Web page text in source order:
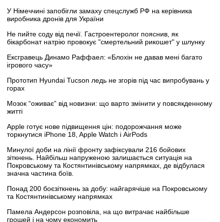
У Німеччині запобігли замаху спецслужб РФ на керівника
виробника дронів для України
Не пийте соду від печії. Гастроентеролог пояснив, як
бікарбонат натрію провокує "смертельний рикошет" у шлунку
Ексгравець Динамо Раффаел: «Блохін не давав мені багато
ігрового часу»
Прототип Hyundai Tucson ледь не згорів під час випробувань у
горах
Мозок “оживає” від новизни: що варто змінити у повсякденному
житті
Apple готує нове підвищення цін: подорожчання може
торкнутися iPhone 18, Apple Watch і AirPods
Минулої доби на лінії фронту зафіксували 216 бойових
зіткнень. Найбільш напруженою залишається ситуація на
Покровському та Костянтинівському напрямках, де відбулася
значна частина боїв.
Понад 200 боєзіткнень за добу: найгарячіше на Покровському
та Костянтинівському напрямках
Памела Андерсон розповіла, на що витрачає найбільше
грошей і на чому економить